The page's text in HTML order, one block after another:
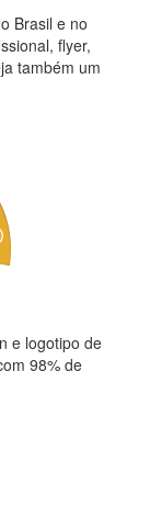
Brasil e no
flyer,
também um
e logotipo de
98% de